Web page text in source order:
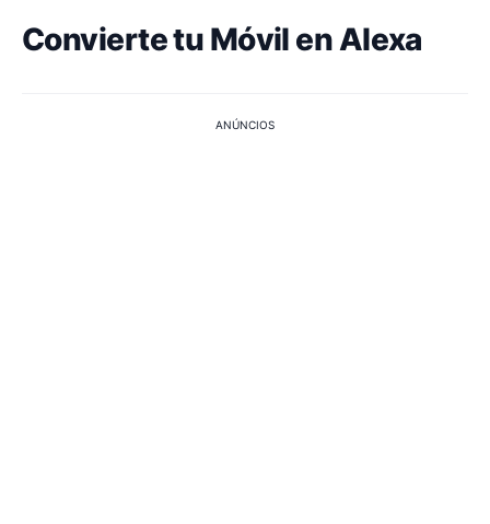
Convierte tu Móvil en Alexa
ANÚNCIOS